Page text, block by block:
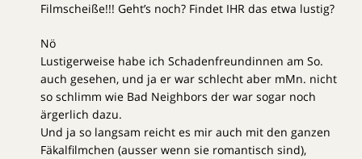
Filmscheiße!!! Geht’s noch? Findet IHR das etwa lustig?
Nö
Lustigerweise habe ich Schadenfreundinnen am So.
auch gesehen, und ja er war schlecht aber mMn. nicht
so schlimm wie Bad Neighbors der war sogar noch
ärgerlich dazu.
Und ja so langsam reicht es mir auch mit den ganzen
Fäkalfilmchen (ausser wenn sie romantisch sind),